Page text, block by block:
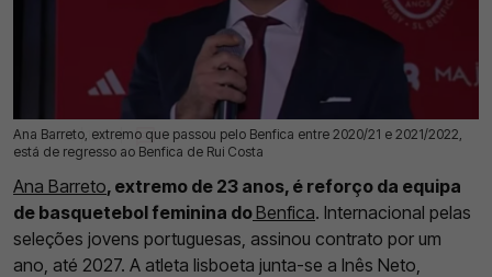
Ana Barreto, extremo que passou pelo Benfica entre 2020/21 e 2021/2022,
está de regresso ao Benfica de Rui Costa
16 Jul 2026 | 12:30 | 0
Ana Barreto, extremo de 23 anos, é reforço da equipa
de basquetebol feminina doBenfica. Internacional pelas
seleções jovens portuguesas, assinou contrato por um
ano, até 2027. A atleta lisboeta junta-se a Inês Neto,